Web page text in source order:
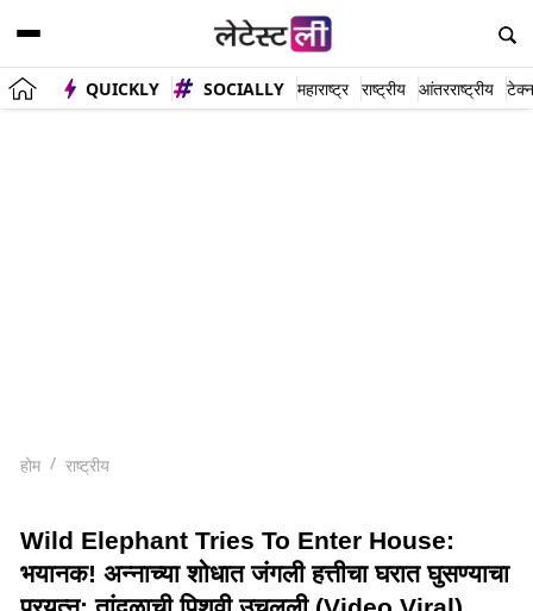
QUICKLY SOCIALLY महाराष्ट्र राष्ट्रीय आंतरराष्ट्रीय
होम राष्ट्रीय
Wild Elephant Tries To Enter House:
भयानक! अन्नाच्या शोधात जंगली हत्तीचा घरात घुसण्याचा